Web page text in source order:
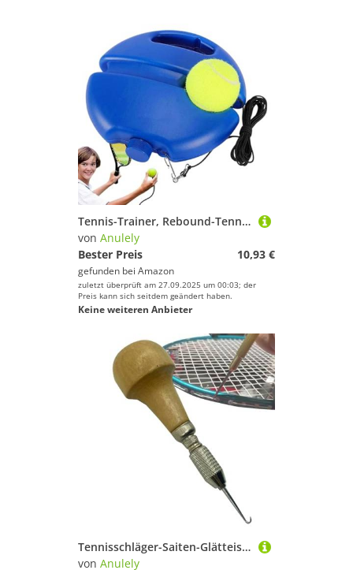
Tennis-Trainer, Rebound-Tennis-Trainer-Set, tragbares Rebound-Übungsset, Tennis-Trainingsgerät für Spieler, Trainer, alle Altersgruppen und Fähigkeitsstufen
von Anulely
Bester Preis
10,93 €
gefunden bei Amazon
zuletzt überprüft am 27.09.2025 um 00:03; der
Preis kann sich seitdem geändert haben.
Keine weiteren Anbieter
Tennisschläger-Saiten-Glätteisen, Saitenabzieher, Fädelwerkzeug – Holzgriff, Saitenabzieher für Tennisschläger
von Anulely